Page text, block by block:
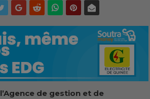
l’Agence de gestion et de